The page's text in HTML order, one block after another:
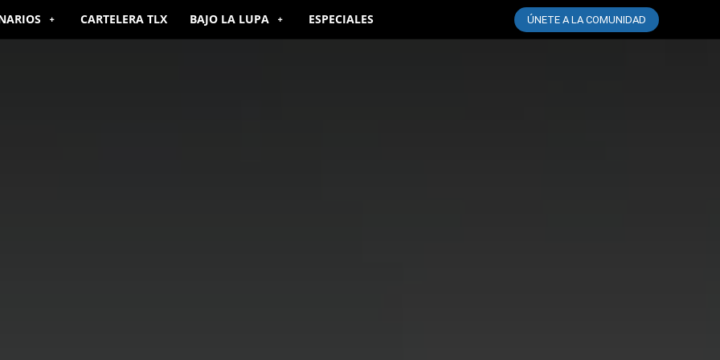
CARTELERA TLX BAJO LA LUPA ESPECIALES ÚNETE A LA COMUNIDAD